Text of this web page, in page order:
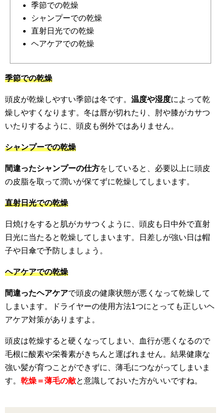
季節での乾燥
シャンプーでの乾燥
直射日光での乾燥
ヘアケアでの乾燥
季節での乾燥
頭皮が乾燥しやすい季節は冬です。 温度や湿度によって乾
燥しやすくなります。冬は唇が切れたり、肘や膝がカサつ
いたりするように、頭皮も例外ではありません。
シャンプーでの乾燥
間違ったシャンプーの仕方をしていると、必要以上に頭皮
の皮脂を取って潤いが保てずに乾燥してしまいます。
直射日光での乾燥
日焼けをすると肌がカサつくように、頭皮も日中外で直射
日光に当たると乾燥してしまいます。日差しが強い日は帽
子や日傘で予防しましょう。
ヘアケアでの乾燥
間違ったヘアケアで頭皮の健康状態が悪くなって乾燥して
しまいます。ドライヤーの使用方法1つにとっても正しいヘ
アケア対策がありますよ。
頭皮は乾燥すると硬くなってしまい、血行が悪くなるので
毛根に酸素や栄養素がきちんと運ばれません。結果健康な
強い髪が育つことができずに、薄毛につながってしまいま
す。 乾燥＝薄毛の敵と意識しておいた方がいいですね。